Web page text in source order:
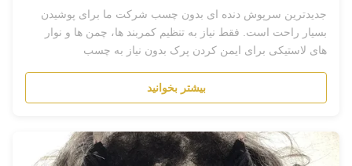
جدیدترین سرپوش دنده ای بدون چسب شرکت ما برای پوشیدن
بسیار راحت است. فقط نیاز به تنظیم کمربند ها، چمن ها و نوار
های لاستیکی برای ایمن کردن پرک بدون نیاز به چسب
بیشتر بخوانید